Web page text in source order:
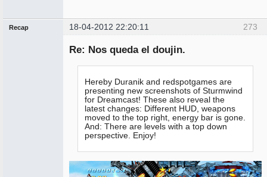
273
Recap 18-04-2012 22:20:11
Re: Nos queda el doujin.
Hereby Duranik and redspotgames are
presenting new screenshots of Sturmwind
for Dreamcast! These also reveal the
latest changes: Different HUD, weapons
moved to the top right, energy bar is gone.
And: There are levels with a top down
perspective. Enjoy!